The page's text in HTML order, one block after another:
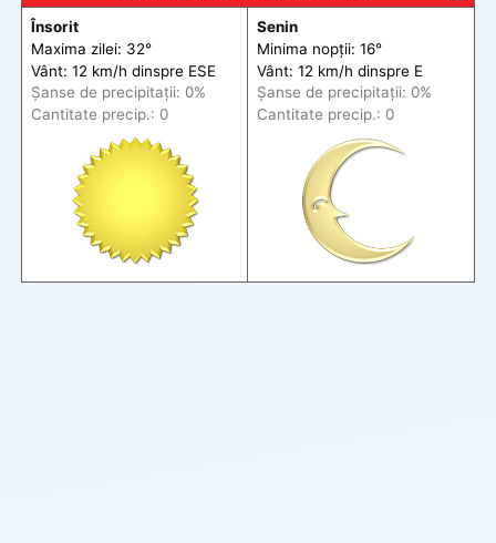
Însorit
Maxima zilei: 32°
Vânt: 12 km/h dinspre ESE
Șanse de precipitații: 0%
Cantitate precip.: 0
Senin
Minima nopții: 16°
Vânt: 12 km/h dinspre E
Șanse de precipitații: 0%
Cantitate precip.: 0